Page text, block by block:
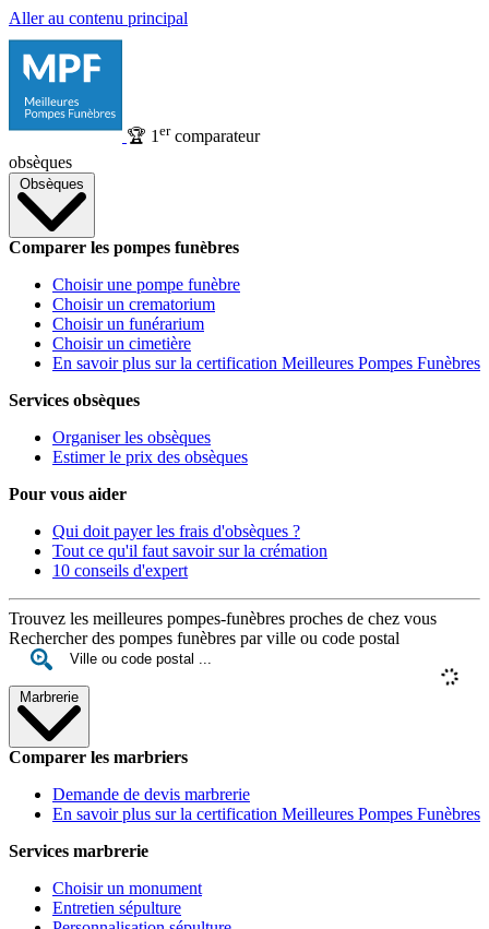
Aller au contenu principal
🏆 1 ercomparateur
obsèques
Obsèques
Comparer les pompes funèbres
Choisir une pompe funèbre
Choisir un crematorium
Choisir un funérarium
Choisir un cimetière
En savoir plus sur la certification Meilleures Pompes Funèbres
Services obsèques
Organiser les obsèques
Estimer le prix des obsèques
Pour vous aider
Qui doit payer les frais d'obsèques ?
Tout ce qu'il faut savoir sur la crémation
10 conseils d'expert
Trouvez les meilleures pompes-funèbres proches de chez vous
Rechercher des pompes funèbres par ville ou code postal
Marbrerie
Comparer les marbriers
Demande de devis marbrerie
En savoir plus sur la certification Meilleures Pompes Funèbres
Services marbrerie
Choisir un monument
Entretien sépulture